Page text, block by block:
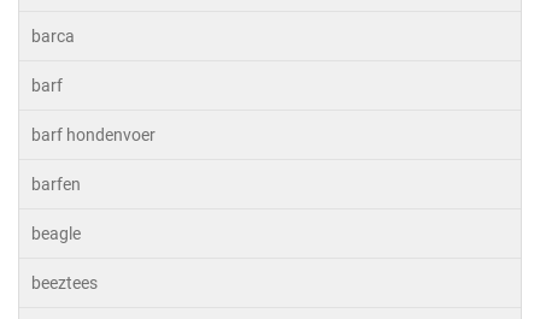
barca
barf
barf hondenvoer
barfen
beagle
beeztees